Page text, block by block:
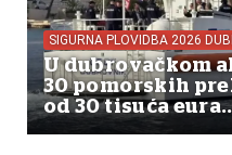
SIGURNA PLOVIDBA 2026
U dubrovačkom
30 pomorskih
od 30 tisuća